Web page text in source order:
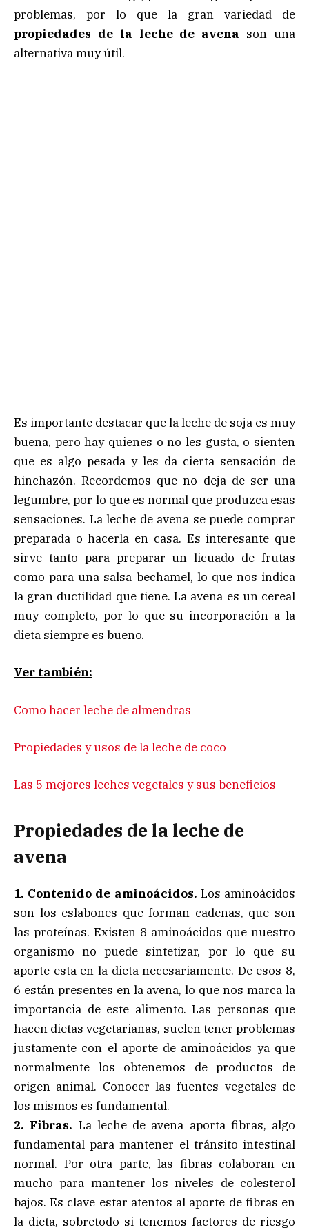
problemas, por lo que la gran variedad de
propiedades de la leche de avena son una
alternativa muy útil.
Es importante destacar que la leche de soja es muy
buena, pero hay quienes o no les gusta, o sienten
que es algo pesada y les da cierta sensación de
hinchazón. Recordemos que no deja de ser una
legumbre, por lo que es normal que produzca esas
sensaciones. La leche de avena se puede comprar
preparada o hacerla en casa. Es interesante que
sirve tanto para preparar un licuado de frutas
como para una salsa bechamel, lo que nos indica
la gran ductilidad que tiene. La avena es un cereal
muy completo, por lo que su incorporación a la
dieta siempre es bueno.
Ver también:
Como hacer leche de almendras
Propiedades y usos de la leche de coco
Las 5 mejores leches vegetales y sus beneficios
Propiedades de la leche de
avena
1. Contenido de aminoácidos. Los aminoácidos
son los eslabones que forman cadenas, que son
las proteínas. Existen 8 aminoácidos que nuestro
organismo no puede sintetizar, por lo que su
aporte esta en la dieta necesariamente. De esos 8,
6 están presentes en la avena, lo que nos marca la
importancia de este alimento. Las personas que
hacen dietas vegetarianas, suelen tener problemas
justamente con el aporte de aminoácidos ya que
normalmente los obtenemos de productos de
origen animal. Conocer las fuentes vegetales de
los mismos es fundamental.
2. Fibras. La leche de avena aporta fibras, algo
fundamental para mantener el tránsito intestinal
normal. Por otra parte, las fibras colaboran en
mucho para mantener los niveles de colesterol
bajos. Es clave estar atentos al aporte de fibras en
la dieta, sobretodo si tenemos factores de riesgo